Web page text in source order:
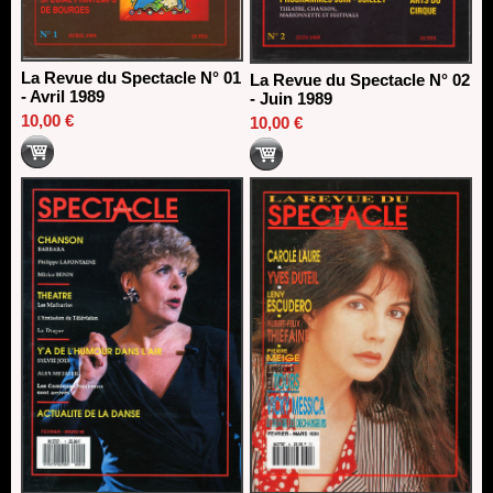
La Revue du Spectacle N° 01
- Avril 1989
10,00 €
La Revue du Spectacle N° 02
- Juin 1989
10,00 €